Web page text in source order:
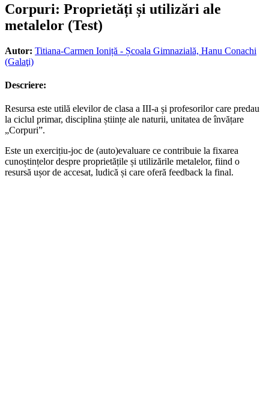
Corpuri: Proprietăți și utilizări ale
metalelor (Test)
Autor: Titiana-Carmen Ioniță - Școala Gimnazială, Hanu Conachi
(Galaţi)
Descriere:
Resursa este utilă elevilor de clasa a III-a și profesorilor care predau
la ciclul primar, disciplina științe ale naturii, unitatea de învățare
„Corpuri”.
Este un exercițiu-joc de (auto)evaluare ce contribuie la fixarea
cunoștințelor despre proprietățile și utilizările metalelor, fiind o
resursă ușor de accesat, ludică și care oferă feedback la final.